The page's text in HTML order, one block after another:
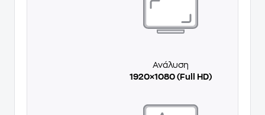
Ανάλυση
1920×1080 (Full HD)